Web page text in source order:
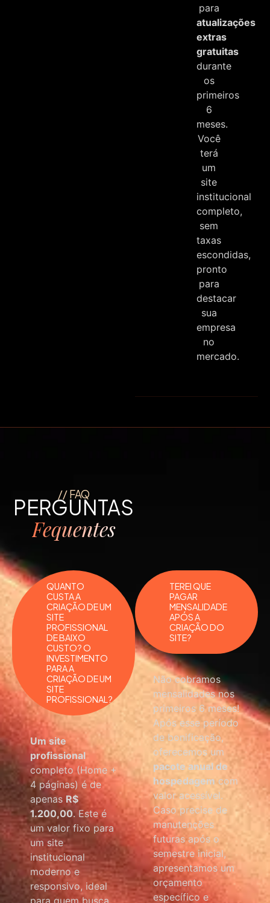
para
atualizações
extras
gratuitas
durante
os
primeiros
6
meses.
Você
terá
um
site
institucional
completo,
sem
taxas
escondidas,
pronto
para
destacar
sua
empresa
no
mercado.
// FAQ
PERGUNTAS
Fequentes
QUANTO
CUSTA A
CRIAÇÃO DE UM
SITE
PROFISSIONAL
DE BAIXO
CUSTO? O
INVESTIMENTO
PARA A
CRIAÇÃO DE UM
SITE
PROFISSIONAL?
Um site
profissional
completo (Home +
4 páginas) é de
apenas R$
1.200,00. Este é
um valor fixo para
um site
institucional
moderno e
responsivo, ideal
TEREI QUE
PAGAR
MENSALIDADE
APÓS A
CRIAÇÃO DO
SITE?
Não cobramos
mensalidades nos
primeiros 6 meses!
Após esse período
de bonificação,
oferecemos um
pacote anual de
hospedagem com
valor acessível.
Caso precise de
manutenções
futuras após o
semestre inicial,
apresentamos um
orçamento
específico e